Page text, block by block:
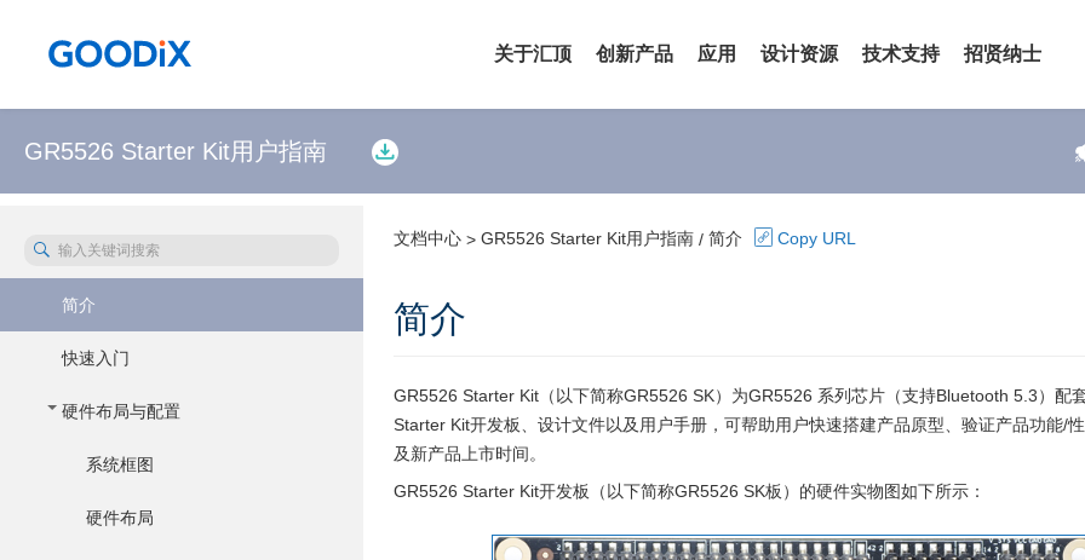
关于汇顶
新闻发布室
创新产品
触控
NFC产品
应用
AIoT
设计资源
软件资源
技术支持 招贤纳士
GR5526 Starter Kit用户指南
无匹配项 共计 114 个匹配页面
简介
快速入门
硬件布局与配置
系统框图
硬件布局
文档中心 > GR5526 Starter Kit用户指南 / 简介 Copy URL
简介
GR5526 Starter Kit（以下简称GR5526 SK）为GR5526 系列芯片（支持Bluetooth 5.3）配
Starter Kit开发板、设计文件以及用户手册，可帮助用户快速搭建产品原型、验证产品功能/
及新产品上市时间。
GR5526 Starter Kit开发板（以下简称GR5526 SK板）的硬件实物图如下所示：